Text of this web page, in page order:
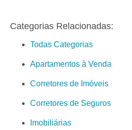
Categorias Relacionadas:
Todas Categorias
Apartamentos à Venda
Corretores de Imóveis
Corretores de Seguros
Imobiliárias